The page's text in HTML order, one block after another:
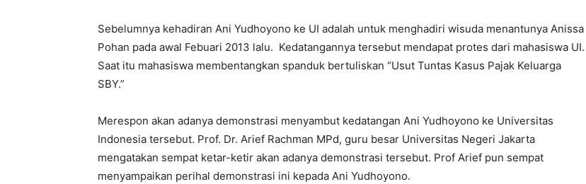
Sebelumnya kehadiran Ani Yudhoyono ke UI adalah untuk menghadiri wisuda menantunya Anissa
Pohan pada awal Febuari 2013 lalu. Kedatangannya tersebut mendapat protes dari mahasiswa UI.
Saat itu mahasiswa membentangkan spanduk bertuliskan “Usut Tuntas Kasus Pajak Keluarga
SBY.”
Merespon akan adanya demonstrasi menyambut kedatangan Ani Yudhoyono ke Universitas
Indonesia tersebut. Prof. Dr. Arief Rachman MPd, guru besar Universitas Negeri Jakarta
mengatakan sempat ketar-ketir akan adanya demonstrasi tersebut. Prof Arief pun sempat
menyampaikan perihal demonstrasi ini kepada Ani Yudhoyono.